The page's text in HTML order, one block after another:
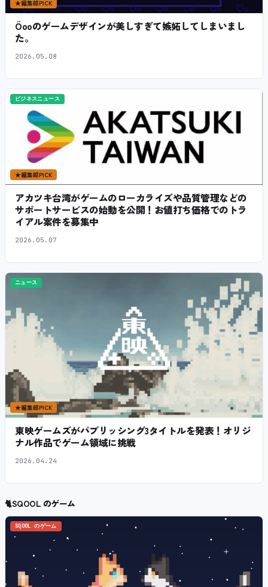
★編集部PICK
Öooのゲームデザインが美しすぎて嫉妬してしまいまし
た。
2026.05.08
ビジネスニュース
★編集部PICK
アカツキ台湾がゲームのローカライズや品質管理などの
サポートサービスの始動を公開！お値打ち価格でのトラ
イアル案件を募集中
2026.05.07
ニュース
★編集部PICK
東映ゲームズがパブリッシング3タイトルを発表！オリジ
ナル作品でゲーム領域に挑戦
2026.04.24
🐈SQOOL のゲーム
SQOOL のゲーム